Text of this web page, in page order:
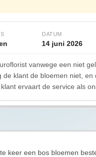
DATUM
14 juni 2026
vanwege een niet
klant de bloemen niet,
ervaart de service als
keer een bos bloemen